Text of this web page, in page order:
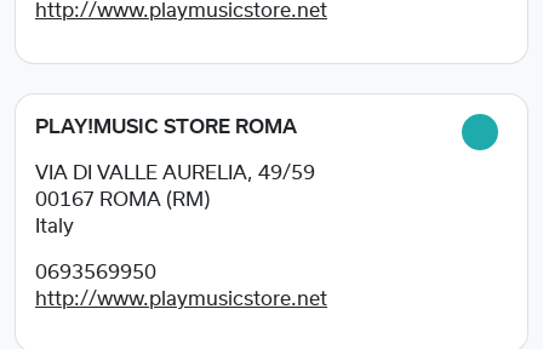
http://www.playmusicstore.net
PLAY!MUSIC STORE ROMA
VIA DI VALLE AURELIA, 49/59
00167 ROMA (RM)
Italy
0693569950
http://www.playmusicstore.net